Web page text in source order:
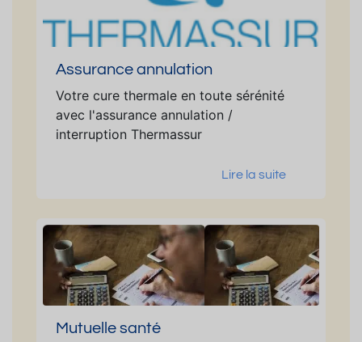
Assurance annulation
Votre cure thermale en toute sérénité
avec l'assurance annulation /
interruption Thermassur
Lire la suite
Mutuelle santé